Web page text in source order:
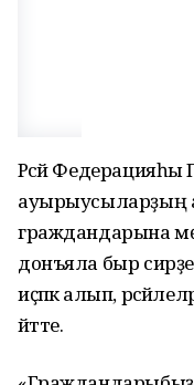
Рәсәй
ауырыусыларҙың
граждандарына
донъяла быр
иҫәпкә алып,
әйтте.